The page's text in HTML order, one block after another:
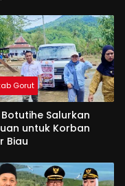
Gorut
Salurkan
untuk Korban
Biau